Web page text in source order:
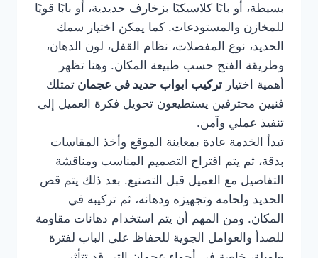
بسيطة، أو بابًا كلاسيكيًا بزخارف حديدية، أو بابًا قويًا
للمخازن والمستودعات. كما يمكن اختيار سمك
الحديد، نوع المفصلات، نظام القفل، لون الدهان،
وطريقة الفتح حسب طبيعة المكان. وهنا تظهر
أهمية اختيار تركيب ابواب حديد في عجمان تمتلك
فنيين محترفين يستطيعون تحويل فكرة العميل إلى
تنفيذ عملي وآمن.
تبدأ الخدمة عادة بمعاينة الموقع وأخذ المقاسات
بدقة، ثم يتم اقتراح التصميم المناسب ومناقشة
التفاصيل مع العميل قبل التصنيع. بعد ذلك يتم قص
الحديد ولحامه وتجهيزه ودهانه، ثم تركيبه في
المكان. ومن المهم أن يتم استخدام دهانات مقاومة
للصدأ والعوامل الجوية للحفاظ على الباب لفترة